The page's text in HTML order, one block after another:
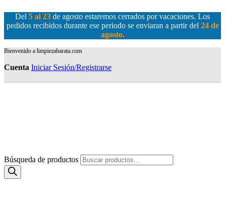
Del 5 al 23 de agosto estaremos cerrados por vacaciones. Los
pedidos recibidos durante ese periodo se enviaran a partir del 24 de
agosto.
Bienvenido a limpiezabarata.com
Cuenta Iniciar Sesión/Registrarse
Búsqueda de productos